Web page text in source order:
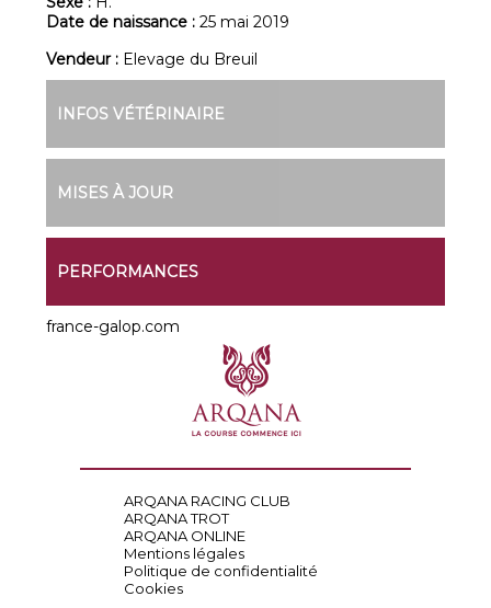
Date de naissance :25 mai 2019
Vendeur : Elevage du Breuil
INFOS VÉTÉRINAIRE
MISES À JOUR
PERFORMANCES
france-galop.com
ARQANA RACING CLUB
ARQANA TROT
ARQANA ONLINE
Mentions légales
Politique de confidentialité
Cookies